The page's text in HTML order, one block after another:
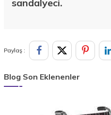
sandalyeci.
Paylaş :
Blog Son Eklenenler